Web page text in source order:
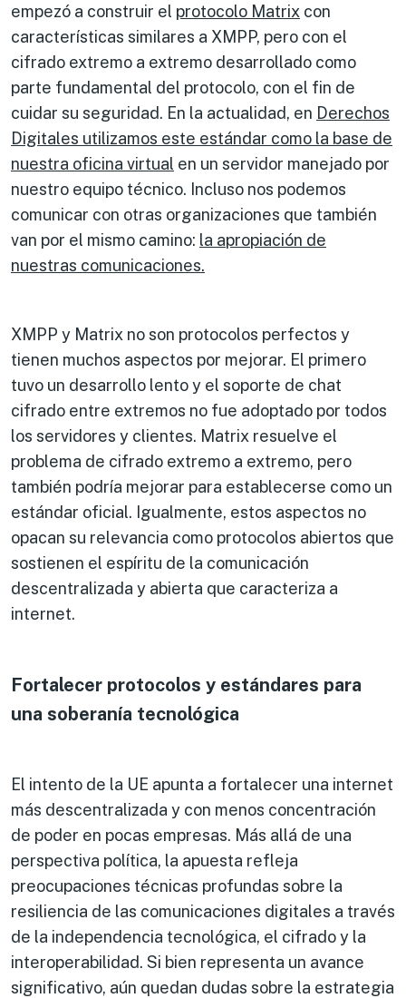
empezó a construir el protocolo Matrix con
características similares a XMPP, pero con el
cifrado extremo a extremo desarrollado como
parte fundamental del protocolo, con el fin de
cuidar su seguridad. En la actualidad, en Derechos
Digitales utilizamos este estándar como la base de
nuestra oficina virtual en un servidor manejado por
nuestro equipo técnico. Incluso nos podemos
comunicar con otras organizaciones que también
van por el mismo camino: la apropiación de
nuestras comunicaciones.
XMPP y Matrix no son protocolos perfectos y
tienen muchos aspectos por mejorar. El primero
tuvo un desarrollo lento y el soporte de chat
cifrado entre extremos no fue adoptado por todos
los servidores y clientes. Matrix resuelve el
problema de cifrado extremo a extremo, pero
también podría mejorar para establecerse como un
estándar oficial. Igualmente, estos aspectos no
opacan su relevancia como protocolos abiertos que
sostienen el espíritu de la comunicación
descentralizada y abierta que caracteriza a
internet.
Fortalecer protocolos y estándares para
una soberanía tecnológica
El intento de la UE apunta a fortalecer una internet
más descentralizada y con menos concentración
de poder en pocas empresas. Más allá de una
perspectiva política, la apuesta refleja
preocupaciones técnicas profundas sobre la
resiliencia de las comunicaciones digitales a través
de la independencia tecnológica, el cifrado y la
interoperabilidad. Si bien representa un avance
significativo, aún quedan dudas sobre la estrategia